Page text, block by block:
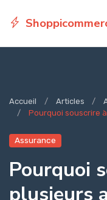
Accueil Articles
Pourquoi souscrire
Assurance
Pourquoi
plusieurs